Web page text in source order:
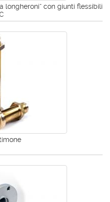
longheroni“ con giunti flessibili